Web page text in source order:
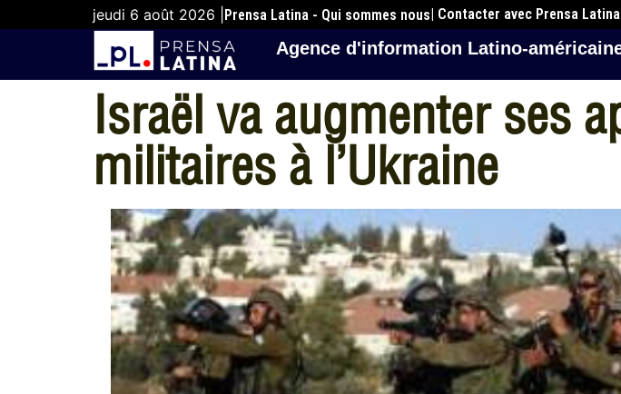
jeudi 6 août 2026 | Prensa Latina - Qui sommes nous| Contacter avec Prensa Latina
Agence d'information Latino-
Israël va augmenter ses
militaires à l’Ukraine